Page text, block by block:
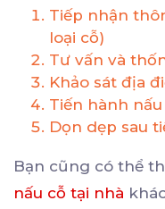
Tiếp nhận
loại cỗ)
Tư vấn và
Khảo sát địa
Tiến hành
Dọn dẹp sau
Bạn cũng có thể
nấu cỗ tại nhà